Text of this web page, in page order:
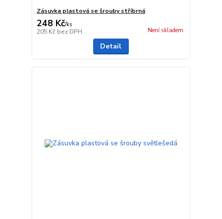
Zásuvka plastová se šrouby stříbrná
248 Kč/ks
205 Kč bez DPH Není skladem
Detail